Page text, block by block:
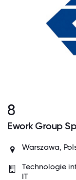
8
Ework Group
Warszawa,
Technologie
IT